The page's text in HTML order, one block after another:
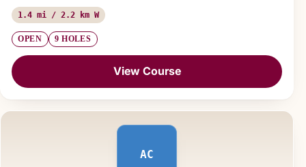
1.4 mi / 2.2 km W
OPEN 9 HOLES
View Course
AC